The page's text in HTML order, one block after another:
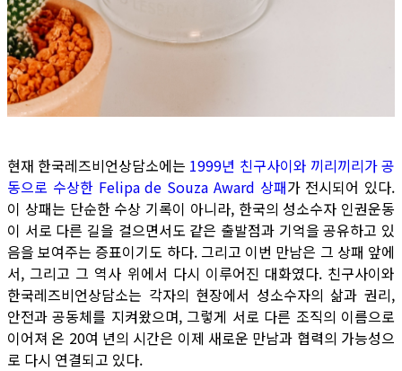
현재 한국레즈비언상담소에는 1999년 친구사이와 끼리끼리가 공
동으로 수상한 Felipa de Souza Award 상패가 전시되어 있다.
이 상패는 단순한 수상 기록이 아니라, 한국의 성소수자 인권운동
이 서로 다른 길을 걸으면서도 같은 출발점과 기억을 공유하고 있
음을 보여주는 증표이기도 하다. 그리고 이번 만남은 그 상패 앞에
서, 그리고 그 역사 위에서 다시 이루어진 대화였다. 친구사이와
한국레즈비언상담소는 각자의 현장에서 성소수자의 삶과 권리,
안전과 공동체를 지켜왔으며, 그렇게 서로 다른 조직의 이름으로
이어져 온 20여 년의 시간은 이제 새로운 만남과 협력의 가능성으
로 다시 연결되고 있다.